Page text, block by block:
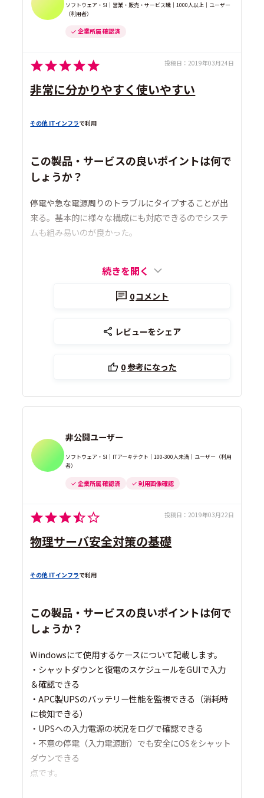
ソフトウェア・SI｜営業・販売・サービス職｜1000人以上｜ユーザー
（利用者）
企業所属 確認済
投稿日： 2019年03月24日
非常に分かりやすく使いやすい
その他 ITインフラで利用
この製品・サービスの良いポイントは何で
しょうか？
停電や急な電源周りのトラブルにタイプすることが出
来る。基本的に様々な構成にも対応できるのでシステ
ムも組み易いのが良かった。
続きを開く
0コメント
レビューをシェア
0参考になった
非公開ユーザー
ソフトウェア・SI｜ITアーキテクト｜100-300人未満｜ユーザー（利用
者）
企業所属 確認済 利用画像確認
投稿日： 2019年03月22日
物理サーバ安全対策の基礎
その他 ITインフラで利用
この製品・サービスの良いポイントは何で
しょうか？
Windowsにて使用するケースについて記載します。
・シャットダウンと復電のスケジュールをGUIで入力
＆確認できる
・APC製UPSのバッテリー性能を監視できる（消耗時
に検知できる）
・UPSへの入力電源の状況をログで確認できる
・不意の停電（入力電源断）でも安全にOSをシャット
ダウンできる
点です。